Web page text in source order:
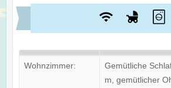
Wohnzimmer:
Gemütliche
m, gemütlicher